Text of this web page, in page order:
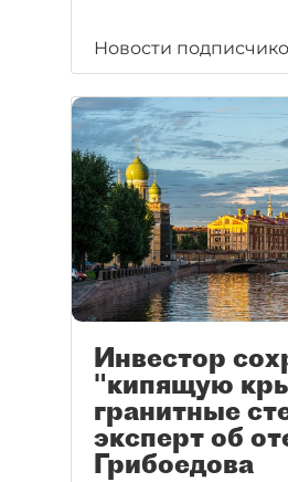
Новости
Инвестор
"кипящую
гранитные
эксперт об
Грибоедова